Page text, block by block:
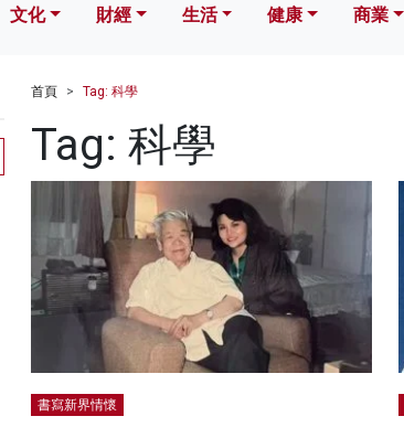
文化 財經 生活 健康 商業
首頁 Tag: 科學
Tag: 科學
書寫新界情懷